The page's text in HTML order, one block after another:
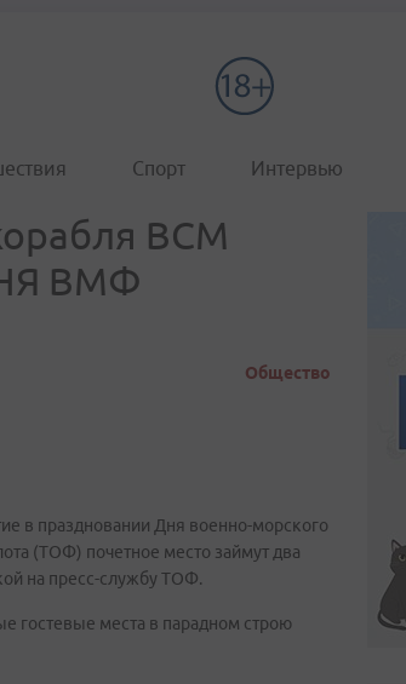
Спорт Интервью
ВСМ
ВМФ
Общество
в праздновании Дня военно-морского
(ТОФ) почетное место займут два
на пресс-службу ТОФ.
гостевые места в парадном строю